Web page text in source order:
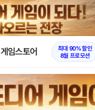
X
게임스토어
최대 90% 할인
8월 프로모션